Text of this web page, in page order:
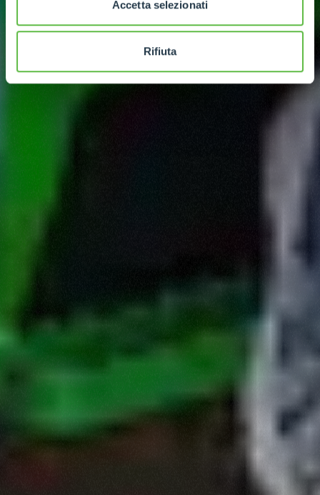
Accetta selezionati
Rifiuta